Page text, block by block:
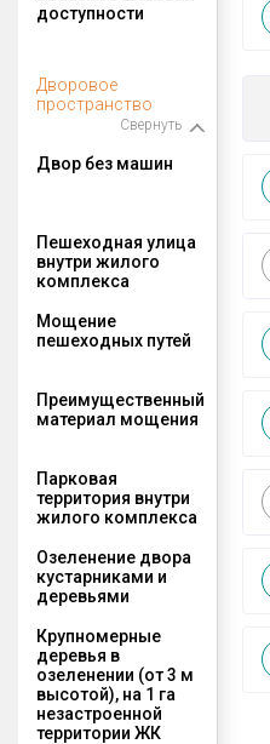
доступности
Дворовое
пространство
Свернуть
Двор без машин
Пешеходная улица
внутри жилого
комплекса
Мощение
пешеходных путей
Преимущественный
материал мощения
Парковая
территория внутри
жилого комплекса
Озеленение двора
кустарниками и
деревьями
Крупномерные
деревья в
озеленении (от 3 м
высотой), на 1 га
незастроенной
территории ЖК